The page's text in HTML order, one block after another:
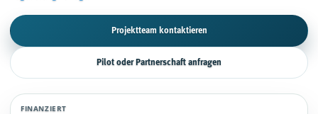
Projektteam kontaktieren
Pilot oder Partnerschaft anfragen
FINANZIERT